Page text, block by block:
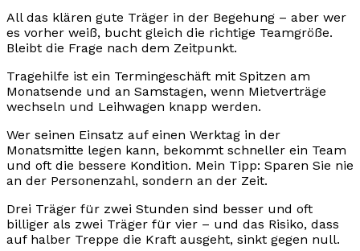
All das klären gute Träger in der Begehung – aber wer
es vorher weiß, bucht gleich die richtige Teamgröße.
Bleibt die Frage nach dem Zeitpunkt.
Tragehilfe ist ein Termingeschäft mit Spitzen am
Monatsende und an Samstagen, wenn Mietverträge
wechseln und Leihwagen knapp werden.
Wer seinen Einsatz auf einen Werktag in der
Monatsmitte legen kann, bekommt schneller ein Team
und oft die bessere Kondition. Mein Tipp: Sparen Sie nie
an der Personenzahl, sondern an der Zeit.
Drei Träger für zwei Stunden sind besser und oft
billiger als zwei Träger für vier – und das Risiko, dass
auf halber Treppe die Kraft ausgeht, sinkt gegen null.